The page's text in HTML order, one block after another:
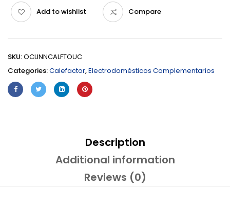
Add to wishlist Compare
SKU:OCLINNCALFTOUC
Categories:Calefactor,Electrodomésticos Complementarios
Description
Additional information
Reviews (0)